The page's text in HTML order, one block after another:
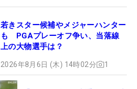
若きスター候補やメジャーハンター
も PGAプレーオフ争い、当落線
上の大物選手は？
2026年8月6日 (木) 14時02分 1